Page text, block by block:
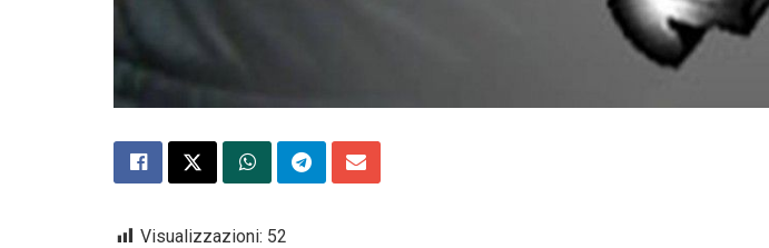
Visualizzazioni: 52